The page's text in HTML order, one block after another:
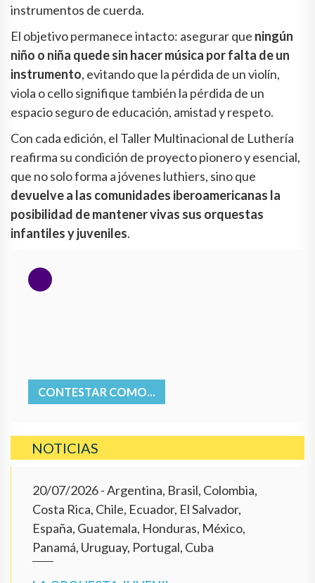
instrumentos de cuerda.
El objetivo permanece intacto: asegurar que ningún
niño o niña quede sin hacer música por falta de un
instrumento, evitando que la pérdida de un violín,
viola o cello signifique también la pérdida de un
espacio seguro de educación, amistad y respeto.
Con cada edición, el Taller Multinacional de Luthería
reafirma su condición de proyecto pionero y esencial,
que no solo forma a jóvenes luthiers, sino que
devuelve a las comunidades iberoamericanas la
posibilidad de mantener vivas sus orquestas
infantiles y juveniles.
CONTESTAR COMO...
NOTICIAS
20/07/2026- Argentina, Brasil, Colombia,
Costa Rica, Chile, Ecuador, El Salvador,
España, Guatemala, Honduras, México,
Panamá, Uruguay, Portugal, Cuba